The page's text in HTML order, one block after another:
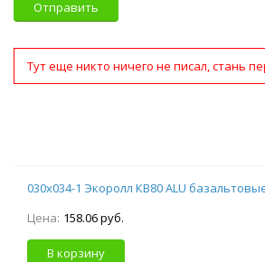
Отправить
Тут еще никто ничего не писал, стань
030х034-1 Экоролл КВ80 ALU
Цена: 158.06 руб.
В корзину